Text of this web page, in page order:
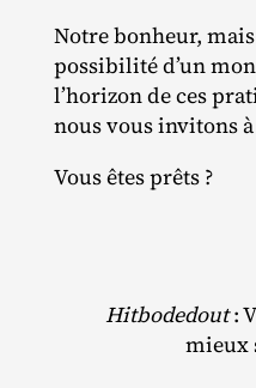
Notre bonheur,
possibilité d’un
l’horizon de ces
nous vous invitons
Vous êtes prêts ?
Hitbodedout:
mieux